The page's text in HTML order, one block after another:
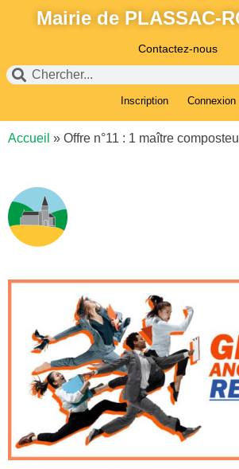
Mairie de PLASSAC-
Contactez-nous
Inscription Connexion
Accueil » Offre n°11 : 1 maître